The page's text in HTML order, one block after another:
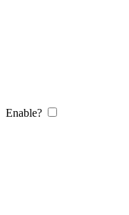
Enable?